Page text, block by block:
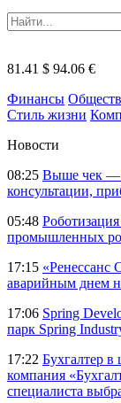
81.41 $ 94.06 €
Финансы
Стиль жизни
Новости
08:25 Выше чек —
консультации,
05:48
промышленных
17:15 «Ренессанс
аварийным днем
17:06 Spring
парк Spring
17:22 Бухгалтер в
компания
специалиста